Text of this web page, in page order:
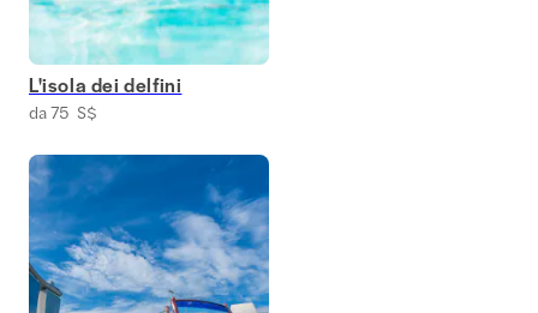
L'isola dei delfini
da 75 S$